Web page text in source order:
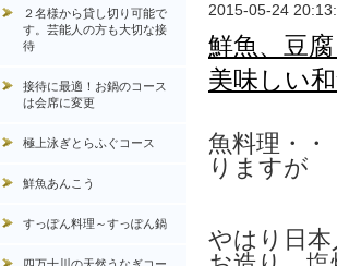
2015-05-24
鮮魚、豆
美味しい
魚料理・
りますが
やはり日
２名様から貸し切り可能で
す。芸能人の方も大切な接
待
接待に最適！お鍋のコース
は会席に変更
極上泳ぎとらふぐコース
鮮魚あんこう
すっぽん料理～すっぽん鍋